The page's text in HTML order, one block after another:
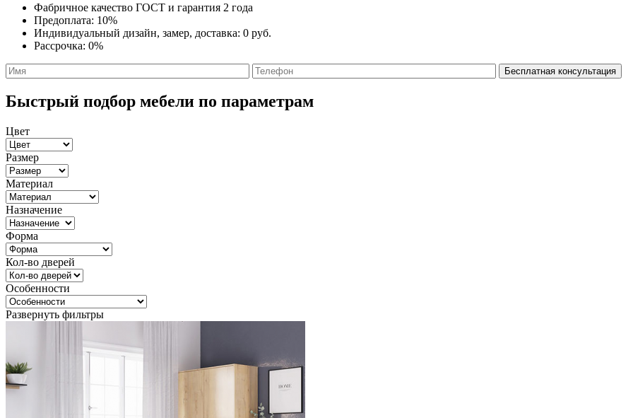
Фабричное качество ГОСТ и гарантия 2 года
Предоплата: 10%
Индивидуальный дизайн, замер, доставка: 0 руб.
Рассрочка: 0%
Быстрый подбор мебели по параметрам
Цвет
Размер
Материал
Назначение
Форма
Кол-во дверей
Особенности
Развернуть фильтры